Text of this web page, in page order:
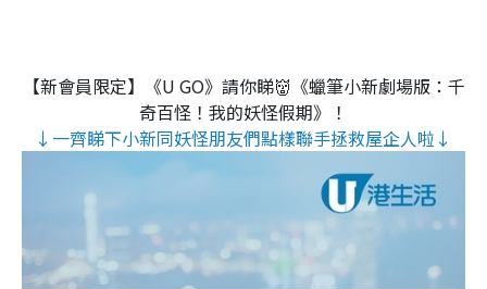
【新會員限定】《U GO》請你睇👹《蠟筆小新劇場版：千
奇百怪！我的妖怪假期》！
↓一齊睇下小新同妖怪朋友們點樣聯手拯救屋企人啦↓